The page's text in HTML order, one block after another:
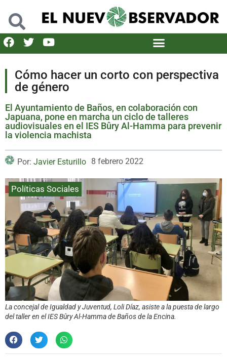
Cómo hacer un corto con perspectiva
de género
El Ayuntamiento de Baños, en colaboración con
Japuana, pone en marcha un ciclo de talleres
audiovisuales en el IES Bûry Al-Hamma para prevenir
la violencia machista
Por: Javier Esturillo 8 febrero 2022
Políticas Sociales
La concejal de Igualdad y Juventud, Loli Díaz, asiste a la puesta de largo
del taller en el IES Bûry Al-Hamma de Baños de la Encina.